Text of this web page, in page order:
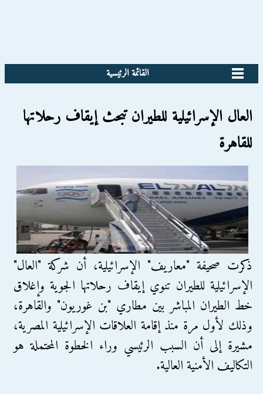
القائمة الرئيسية
العال الإسرائيلية للطيران تبحث إيقاف رحلاتها
للقاهرة
ذكرت صحيفة "معاريف" الإسرائيلية، أن شركة "العال"
الإسرائيلية للطيران تنوي إيقاف رحلاتها الجوية وإغلاق
خط الطيران المباشر بين مطاري "بن غوريون" والقاهرة،
وذلك لأول مرة منذ إقامة العلاقات الإسرائيلية المصرية،
مشيرة إلى أن السبب الرئيسي وراء الخطوة المحتملة هو
التكاليف الأمنية العالية.